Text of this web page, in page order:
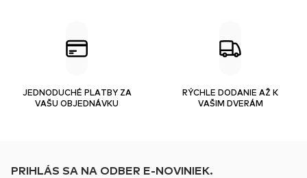
JEDNODUCHÉ PLATBY ZA
VAŠU OBJEDNÁVKU
RÝCHLE DODANIE AŽ K
VAŠIM DVERÁM
PRIHLÁS SA NA ODBER E-NOVINIEK.